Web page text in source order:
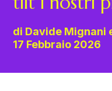
di Davide Mignani
17 Febbraio 2026